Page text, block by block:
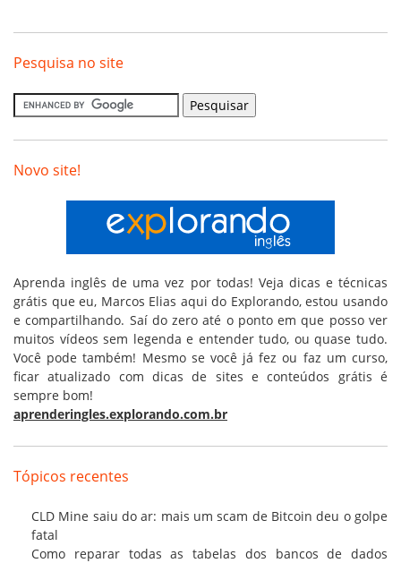
Pesquisa no site
Novo site!
Aprenda inglês de uma vez por todas! Veja dicas e técnicas
grátis que eu, Marcos Elias aqui do Explorando, estou usando
e compartilhando. Saí do zero até o ponto em que posso ver
muitos vídeos sem legenda e entender tudo, ou quase tudo.
Você pode também! Mesmo se você já fez ou faz um curso,
ficar atualizado com dicas de sites e conteúdos grátis é
sempre bom!
aprenderingles.explorando.com.br
Tópicos recentes
CLD Mine saiu do ar: mais um scam de Bitcoin deu o golpe
fatal
Como reparar todas as tabelas dos bancos de dados